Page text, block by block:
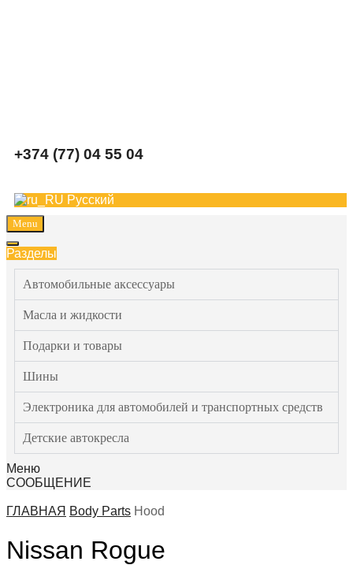
+374 (77) 04 55 04
Русский
Menu
Разделы
Автомобильные аксессуары
Масла и жидкости
Подарки и товары
Шины
Электроника для автомобилей и транспортных средств
Детские автокресла
Меню
СООБЩЕНИЕ
ГЛАВНАЯ Body Parts Hood
Nissan Rogue